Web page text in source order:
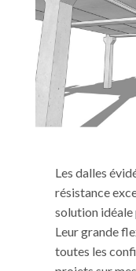
Les dalles
résistance
solution idéale
Leur grande
toutes les